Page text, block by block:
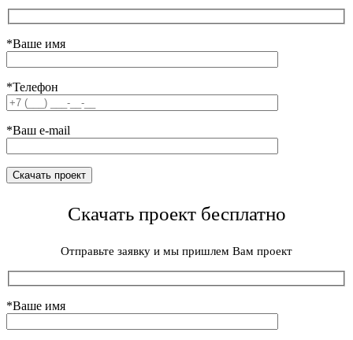
*Ваше имя
*Телефон
*Ваш e-mail
Скачать проект бесплатно
Отправьте заявку и мы пришлем Вам проект
*Ваше имя